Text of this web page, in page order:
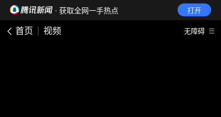
· 获取全网一手热点 打开
首页 视频 无障碍